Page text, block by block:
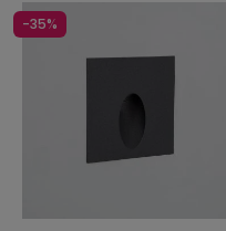
-35%